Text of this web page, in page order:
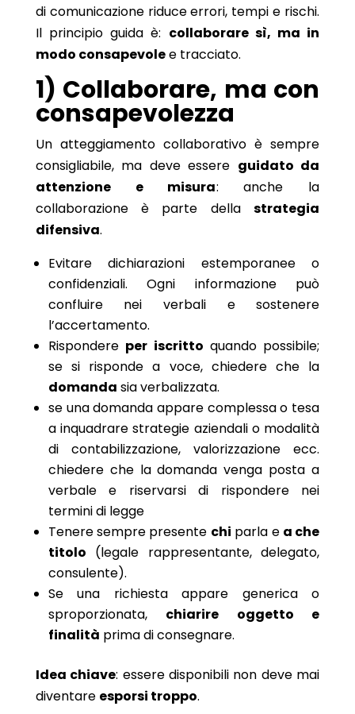
di comunicazione riduce errori, tempi e rischi.
Il principio guida è: collaborare sì, ma in
modo consapevolee tracciato.
1) Collaborare, ma con
consapevolezza
Un atteggiamento collaborativo è sempre
consigliabile, ma deve essere guidato da
attenzione e misura: anche la
collaborazione è parte dellastrategia
difensiva.
Evitare dichiarazioni estemporanee o
confidenziali. Ogni informazione può
confluire nei verbali e sostenere
l’accertamento.
Rispondere per iscritto quando possibile;
se si risponde a voce, chiedere che la
domanda sia verbalizzata.
se una domanda appare complessa o tesa
a inquadrare strategie aziendali o modalità
di contabilizzazione, valorizzazione ecc.
chiedere che la domanda venga posta a
verbale e riservarsi di rispondere nei
termini di legge
Tenere sempre presente chi parla e a che
titolo (legale rappresentante, delegato,
consulente).
Se una richiesta appare generica o
sproporzionata, chiarire oggetto e
finalità prima di consegnare.
Idea chiave: essere disponibili non deve mai
diventare esporsi troppo.